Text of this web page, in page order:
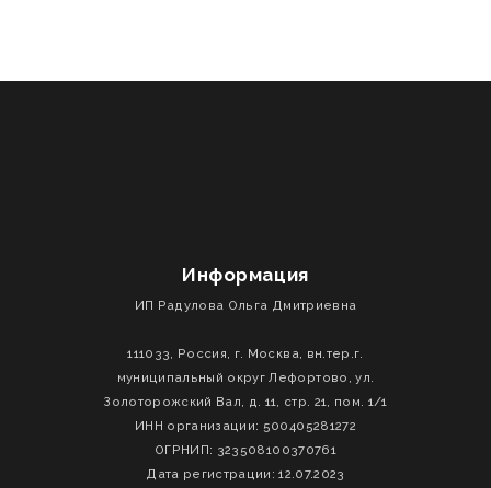
Информация
ИП Радулова Ольга Дмитриевна
111033, Россия, г. Москва, вн.тер.г.
муниципальный округ Лефортово, ул.
Золоторожский Вал, д. 11, стр. 21, пом. 1/1
ИНН организации: 500405281272
ОГРНИП: 323508100370761
Дата регистрации: 12.07.2023